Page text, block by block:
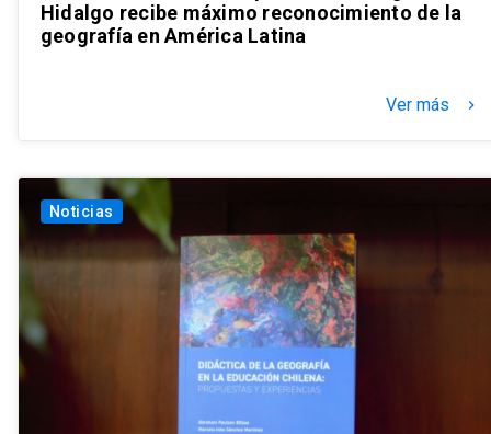
Hidalgo recibe máximo reconocimiento de la
geografía en América Latina
Ver más keyboard_arrow_right
Noticias